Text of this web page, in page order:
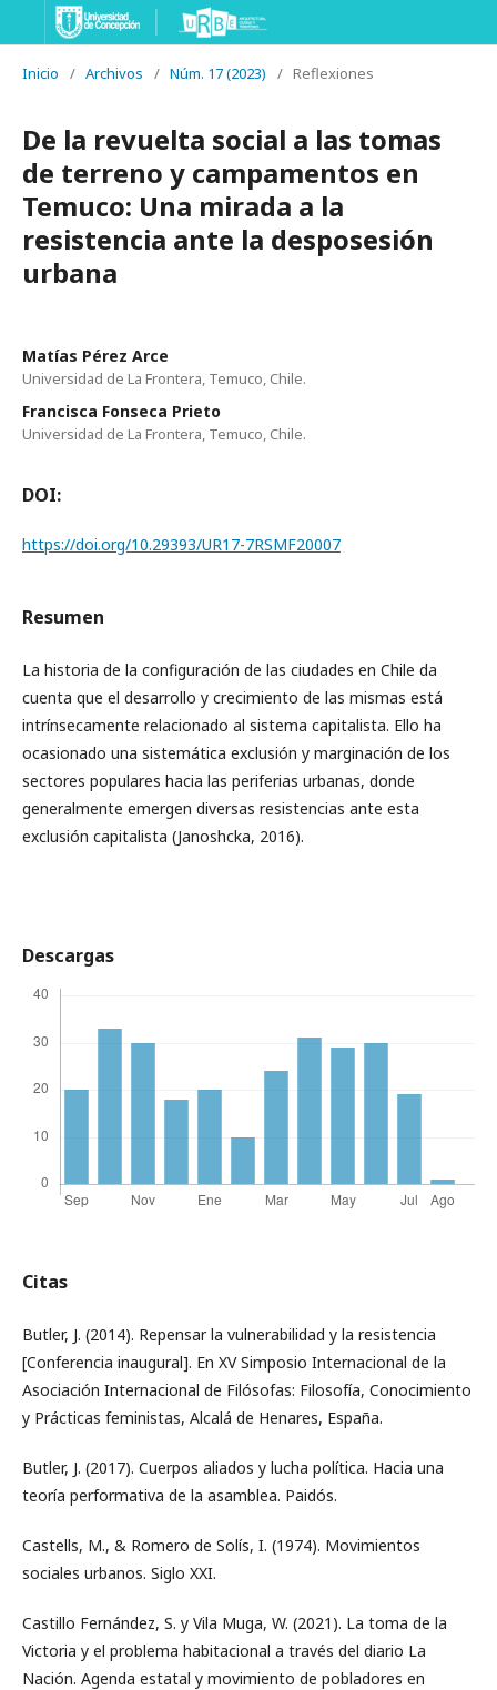
Inicio / Archivos / Núm. 17 (2023) / Reflexiones
De la revuelta social a las tomas
de terreno y campamentos en
Temuco: Una mirada a la
resistencia ante la desposesión
urbana
Matías Pérez Arce
Universidad de La Frontera, Temuco, Chile.
Francisca Fonseca Prieto
Universidad de La Frontera, Temuco, Chile.
DOI:
https://doi.org/10.29393/UR17-7RSMF20007
Resumen
La historia de la configuración de las ciudades en Chile da
cuenta que el desarrollo y crecimiento de las mismas está
intrínsecamente relacionado al sistema capitalista. Ello ha
ocasionado una sistemática exclusión y marginación de los
sectores populares hacia las periferias urbanas, donde
generalmente emergen diversas resistencias ante esta
exclusión capitalista (Janoshcka, 2016).
Descargas
Citas
Butler, J. (2014). Repensar la vulnerabilidad y la resistencia
[Conferencia inaugural]. En XV Simposio Internacional de la
Asociación Internacional de Filósofas: Filosofía, Conocimiento
y Prácticas feministas, Alcalá de Henares, España.
Butler, J. (2017). Cuerpos aliados y lucha política. Hacia una
teoría performativa de la asamblea. Paidós.
Castells, M., & Romero de Solís, I. (1974). Movimientos
sociales urbanos. Siglo XXI.
Castillo Fernández, S. y Vila Muga, W. (2021). La toma de la
Victoria y el problema habitacional a través del diario La
Nación. Agenda estatal y movimiento de pobladores en